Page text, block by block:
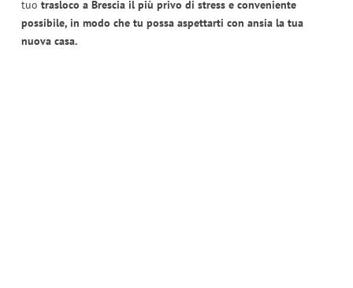
tuo trasloco a Brescia il più privo di stress e conveniente
possibile, in modo che tu possa aspettarti con ansia la tua
nuova casa.